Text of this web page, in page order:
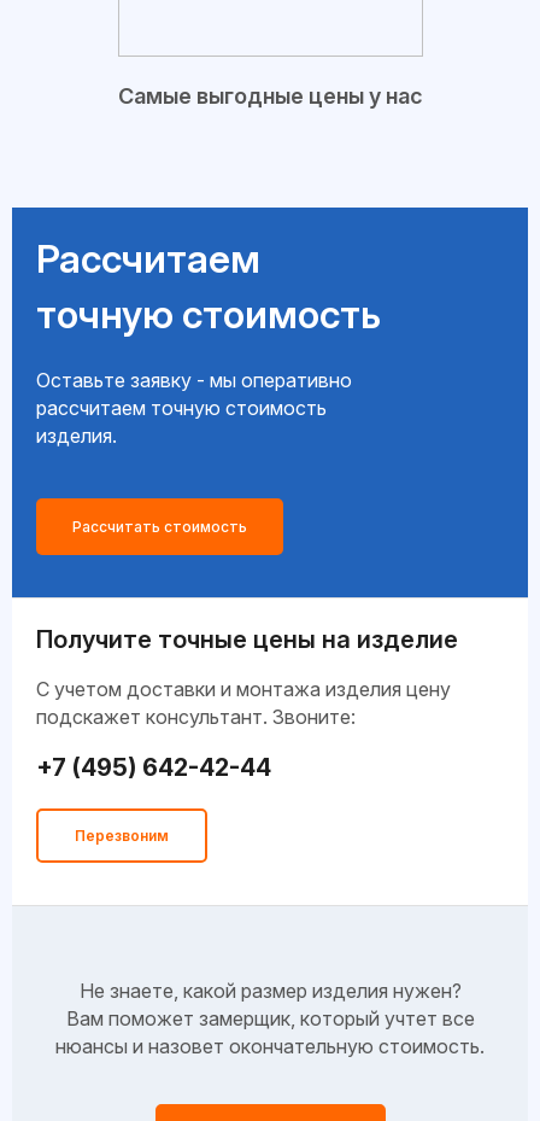
Самые выгодные цены у нас
Рассчитаем
точную стоимость
Оставьте заявку - мы оперативно
рассчитаем точную стоимость
изделия.
Рассчитать стоимость
Получите точные цены на изделие
C учетом доставки и монтажа изделия цену
подскажет консультант. Звоните:
+7 (495) 642-42-44
Перезвоним
Не знаете, какой размер изделия нужен?
Вам поможет замерщик, который учтет все
нюансы и назовет окончательную стоимость.